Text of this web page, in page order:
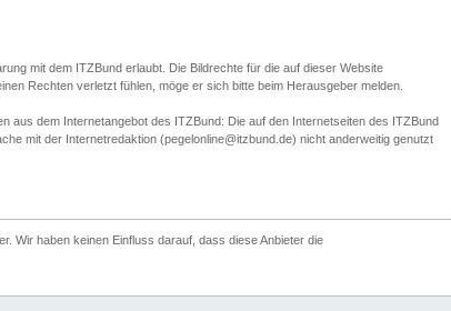
mit dem ITZBund erlaubt. Die Bildrechte für die auf dieser Website
Rechten verletzt fühlen, möge er sich bitte beim Herausgeber melden.
aus dem Internetangebot des ITZBund: Die auf den Internetseiten des ITZBund
mit der Internetredaktion (pegelonline@itzbund.de) nicht anderweitig genutzt
Wir haben keinen Einfluss darauf, dass diese Anbieter die